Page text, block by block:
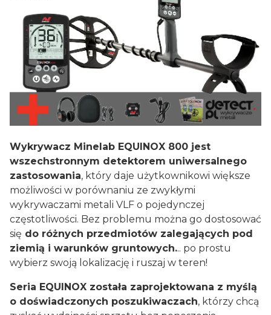
Wykrywacz Minelab EQUINOX 800 jest
wszechstronnym detektorem uniwersalnego
zastosowania, który daje użytkownikowi większe
możliwości w porównaniu ze zwykłymi
wykrywaczami metali VLF o pojedynczej
częstotliwości. Bez problemu można go dostosować
się do różnych przedmiotów zalegających pod
ziemią i warunków gruntowych... po prostu
wybierz swoją lokalizację i ruszaj w teren!
Seria EQUINOX została zaprojektowana z myślą
o doświadczonych poszukiwaczach, którzy chcą